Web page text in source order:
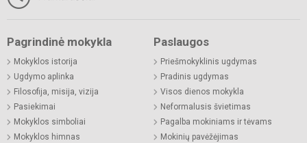
Pagrindinė mokykla
Mokyklos istorija
Ugdymo aplinka
Filosofija, misija, vizija
Pasiekimai
Mokyklos simboliai
Mokyklos himnas
Paslaugos
Priešmokyklinis ugdymas
Pradinis ugdymas
Visos dienos mokykla
Neformalusis švietimas
Pagalba mokiniams ir tėvams
Mokinių pavėžėjimas